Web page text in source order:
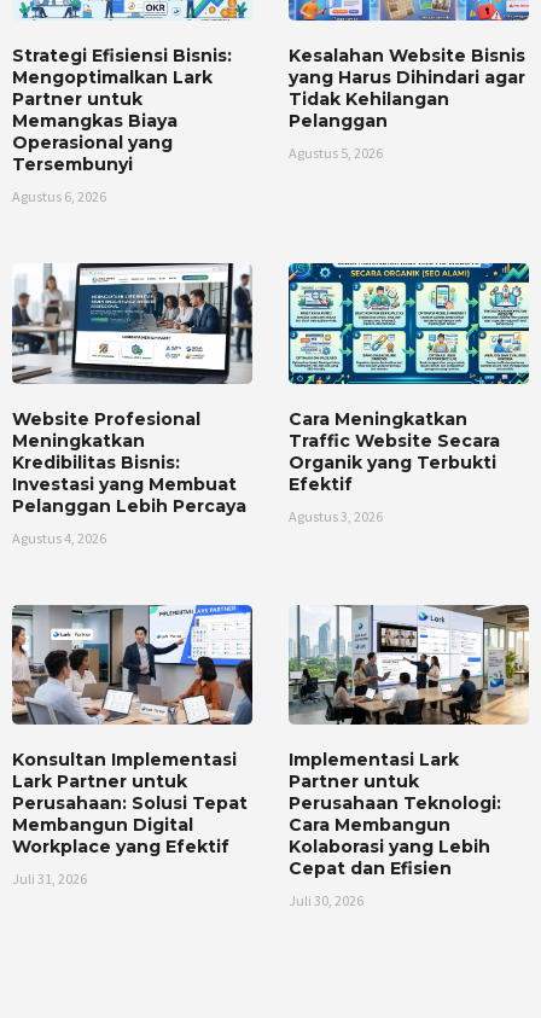
Strategi Efisiensi Bisnis:
Mengoptimalkan Lark
Partner untuk
Memangkas Biaya
Operasional yang
Tersembunyi
Agustus 6, 2026
Kesalahan Website Bisnis
yang Harus Dihindari agar
Tidak Kehilangan
Pelanggan
Agustus 5, 2026
Website Profesional
Meningkatkan
Kredibilitas Bisnis:
Investasi yang Membuat
Pelanggan Lebih Percaya
Agustus 4, 2026
Cara Meningkatkan
Traffic Website Secara
Organik yang Terbukti
Efektif
Agustus 3, 2026
Konsultan Implementasi
Lark Partner untuk
Perusahaan: Solusi Tepat
Membangun Digital
Workplace yang Efektif
Juli 31, 2026
Implementasi Lark
Partner untuk
Perusahaan Teknologi:
Cara Membangun
Kolaborasi yang Lebih
Cepat dan Efisien
Juli 30, 2026